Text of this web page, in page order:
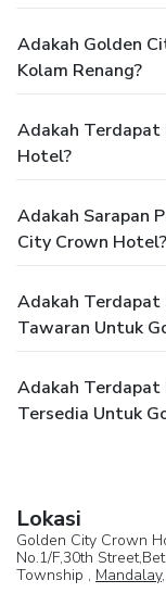
Adakah Golden
Kolam Renang?
Adakah Terdapat
Hotel?
Adakah Sarapan
City Crown Hotel?
Adakah Terdapat
Tawaran Untuk
Adakah Terdapat
Tersedia Untuk
Lokasi
Golden City Crown
No.1/F,30th
Township , Mandalay